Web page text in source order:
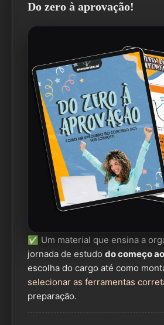
Do zero à aprovação!
✅ Um material que ensina a
jornada de estudo do começo
escolha do cargo até como
selecionar as ferramentas
preparação.